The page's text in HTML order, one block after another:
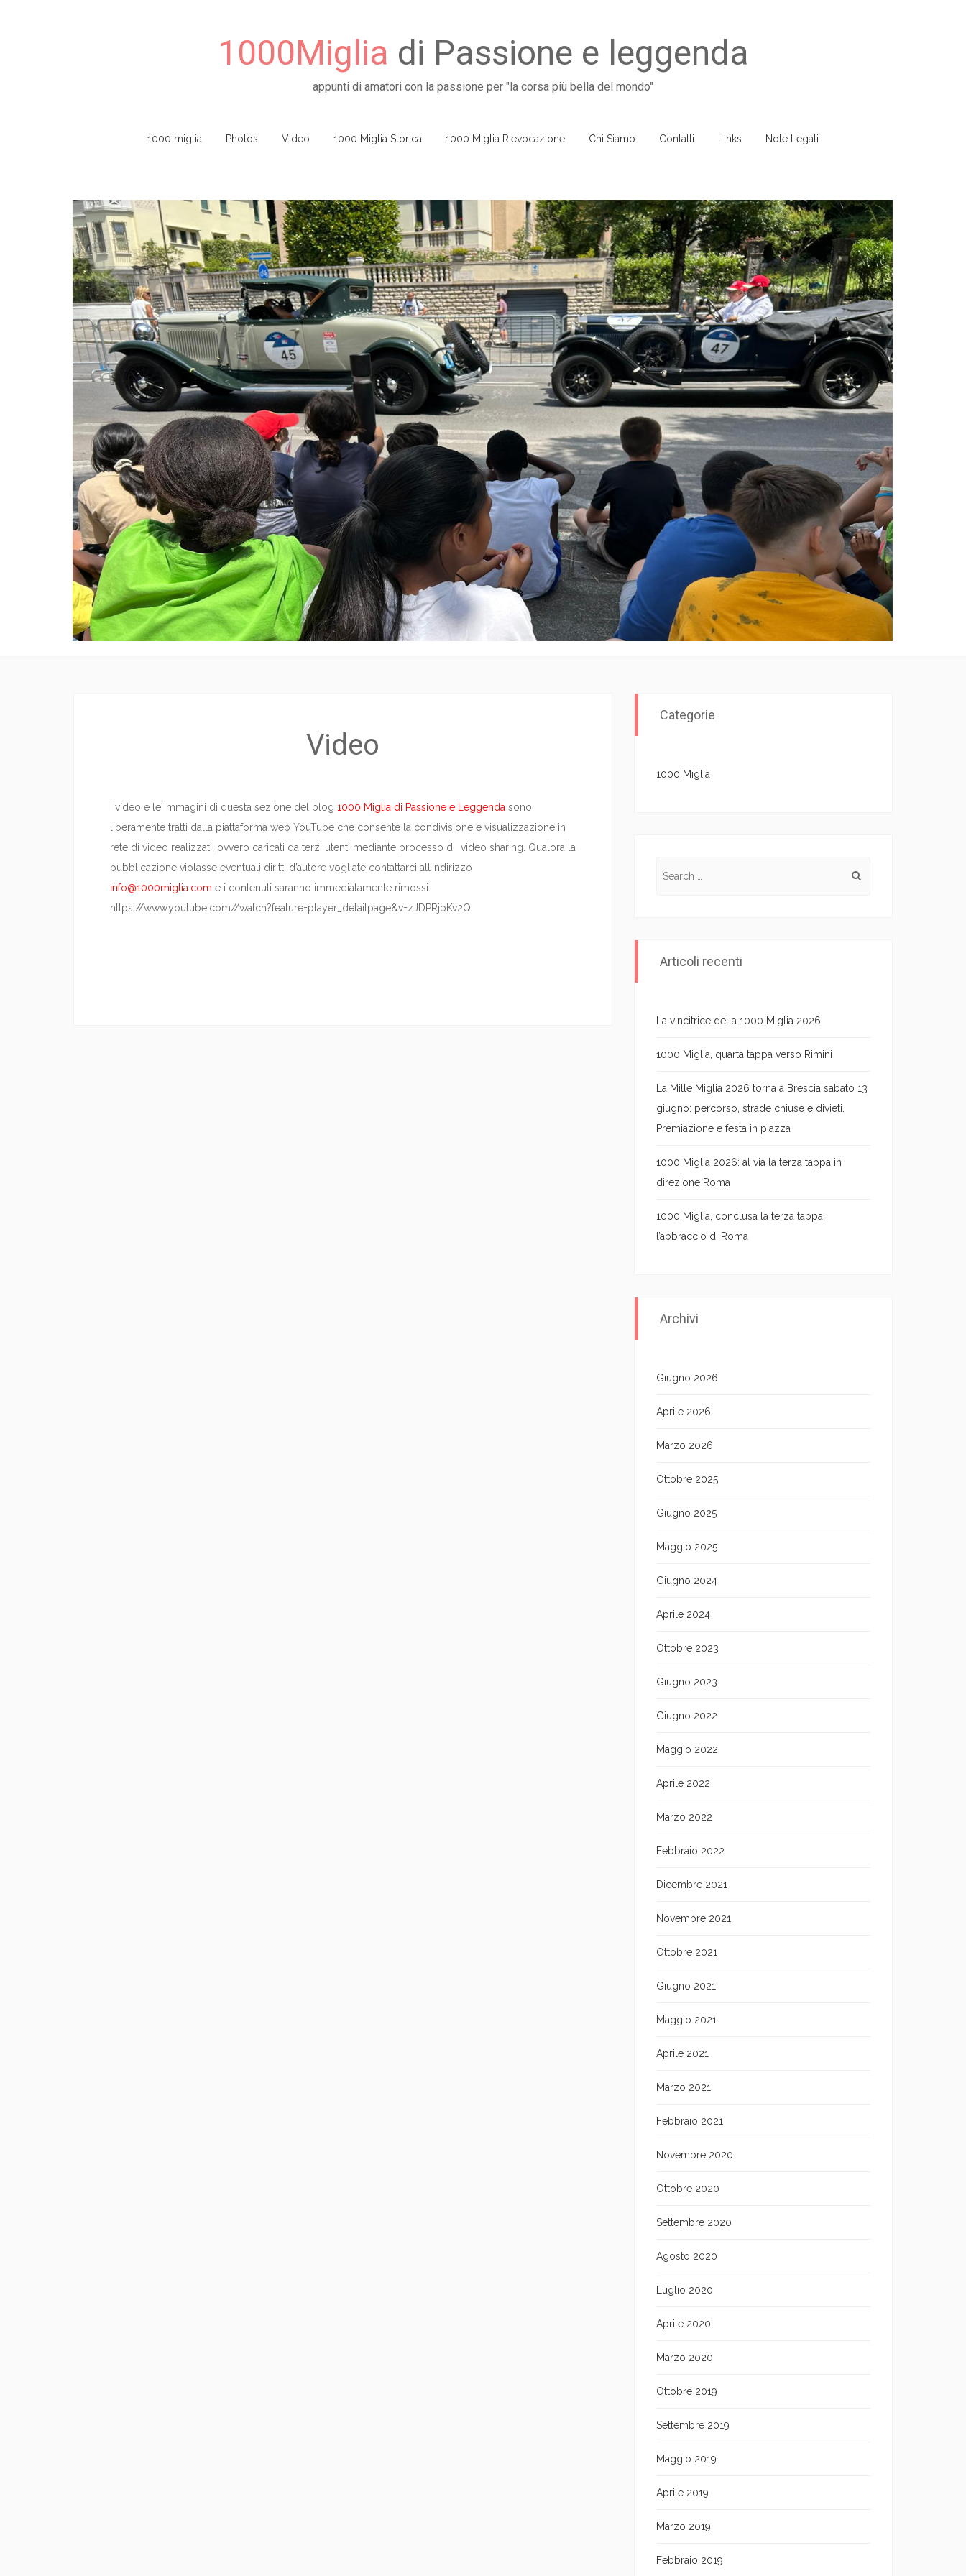
1000Miglia di Passione e leggenda
appunti di amatori con la passione per "la corsa più bella del mondo"
1000 miglia Photos Video 1000 Miglia Storica 1000 Miglia Rievocazione Chi Siamo Contatti Links Note Legali
Video
I video e le immagini di questa sezione del blog 1000 Miglia di Passione e Leggenda sono
liberamente tratti dalla piattaforma web YouTube che consente la condivisione e visualizzazione in
rete di video realizzati, ovvero caricati da terzi utenti mediante processo di video sharing. Qualora la
pubblicazione violasse eventuali diritti d’autore vogliate contattarci all’indirizzo
info@1000miglia.com e i contenuti saranno immediatamente rimossi.
https://www.youtube.com//watch?feature=player_detailpage&v=zJDPRjpKv2Q
Categorie
1000 Miglia
Articoli recenti
La vincitrice della 1000 Miglia 2026
1000 Miglia, quarta tappa verso Rimini
La Mille Miglia 2026 torna a Brescia sabato 13
giugno: percorso, strade chiuse e divieti.
Premiazione e festa in piazza
1000 Miglia 2026: al via la terza tappa in
direzione Roma
1000 Miglia, conclusa la terza tappa:
l’abbraccio di Roma
Archivi
Giugno 2026
Aprile 2026
Marzo 2026
Ottobre 2025
Giugno 2025
Maggio 2025
Giugno 2024
Aprile 2024
Ottobre 2023
Giugno 2023
Giugno 2022
Maggio 2022
Aprile 2022
Marzo 2022
Febbraio 2022
Dicembre 2021
Novembre 2021
Ottobre 2021
Giugno 2021
Maggio 2021
Aprile 2021
Marzo 2021
Febbraio 2021
Novembre 2020
Ottobre 2020
Settembre 2020
Agosto 2020
Luglio 2020
Aprile 2020
Marzo 2020
Ottobre 2019
Settembre 2019
Maggio 2019
Aprile 2019
Marzo 2019
Febbraio 2019